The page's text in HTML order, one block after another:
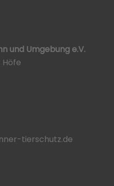
und Umgebung e.V.
tierschutz.de